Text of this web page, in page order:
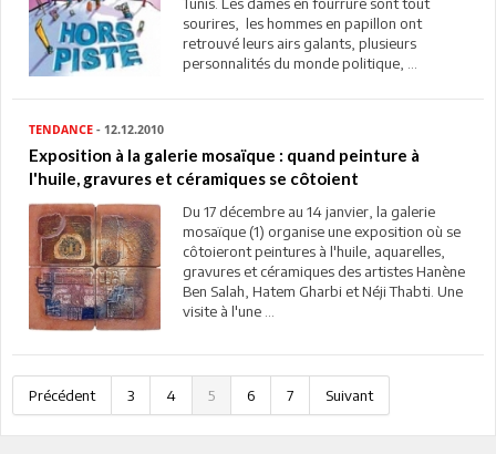
sourires, les hommes en papillon ont
retrouvé leurs airs galants, plusieurs
personnalités du monde politique, ...
TENDANCE - 12.12.2010
Exposition à la galerie mosaïque : quand peinture à
l'huile, gravures et céramiques se côtoient
Du 17 décembre au 14 janvier, la galerie
mosaïque (1) organise une exposition où se
côtoieront peintures à l'huile, aquarelles,
gravures et céramiques des artistes Hanène
Ben Salah, Hatem Gharbi et Néji Thabti. Une
visite à l'une ...
Précédent 3 4 5 6 7 Suivant